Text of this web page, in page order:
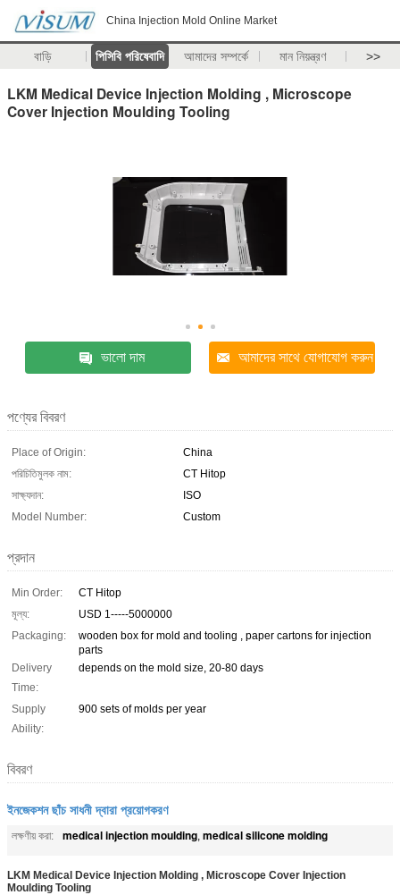
China Injection Mold Online Market
বাড়ি পিসিবি পরিষেবাদি আমাদের সম্পর্কে মান নিয়ন্ত্রণ >>
LKM Medical Device Injection Molding , Microscope
Cover Injection Moulding Tooling
ভালো দাম আমাদের সাথে যোগাযোগ করুন
পণ্যের বিবরণ
Place of Origin:
China
পরিচিতিমুলক নাম:
CT Hitop
সাক্ষ্যদান:
ISO
Model Number:
Custom
প্রদান
Min Order:
CT Hitop
মূল্য:
USD 1-----5000000
Packaging:
wooden box for mold and tooling , paper cartons for injection
parts
Delivery
Time:
depends on the mold size, 20-80 days
Supply
Ability:
900 sets of molds per year
বিবরণ
ইনজেকশন ছাঁচ সাধনী দ্বারা প্রয়োগকরণ
লক্ষণীয় করা: medical injection moulding, medical silicone molding
LKM Medical Device Injection Molding , Microscope Cover Injection
Moulding Tooling